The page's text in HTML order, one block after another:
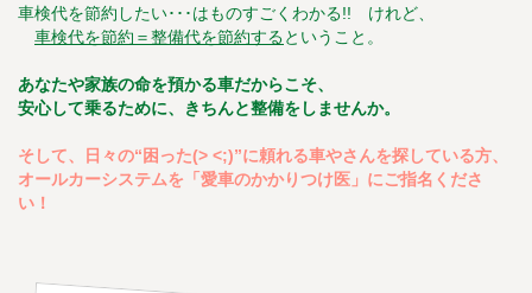
車検代を節約したい･･･はものすごくわかる!! けれど、
車検代を節約＝整備代を節約するということ。
あなたや家族の命を預かる車だからこそ、
安心して乗るために、きちんと整備をしませんか。
そして、日々の“困った(> <;)”に頼れる車やさんを探している方、
オールカーシステムを「愛車のかかりつけ医」にご指名くださ
い！